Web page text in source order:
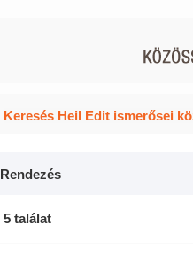
Keresés Heil Edit ismerősei
Rendezés
5 találat